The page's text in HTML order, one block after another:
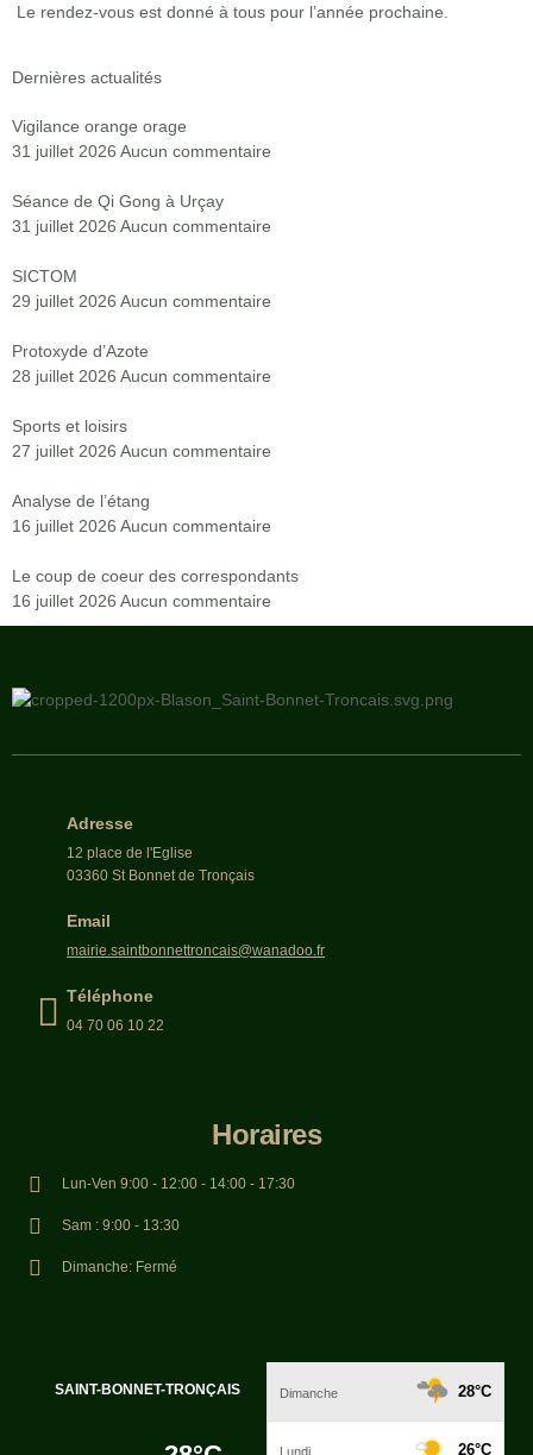
Le rendez-vous est donné à tous pour l’année prochaine.
Dernières actualités
Vigilance orange orage
31 juillet 2026 Aucun commentaire
Séance de Qi Gong à Urçay
31 juillet 2026 Aucun commentaire
SICTOM
29 juillet 2026 Aucun commentaire
Protoxyde d’Azote
28 juillet 2026 Aucun commentaire
Sports et loisirs
27 juillet 2026 Aucun commentaire
Analyse de l’étang
16 juillet 2026 Aucun commentaire
Le coup de coeur des correspondants
16 juillet 2026 Aucun commentaire
Adresse
12 place de l'Eglise
03360 St Bonnet de Tronçais
Email
mairie.saintbonnettroncais@wanadoo.fr
Téléphone
04 70 06 10 22
Horaires
Lun-Ven 9:00 - 12:00 - 14:00 - 17:30
Sam : 9:00 - 13:30
Dimanche: Fermé